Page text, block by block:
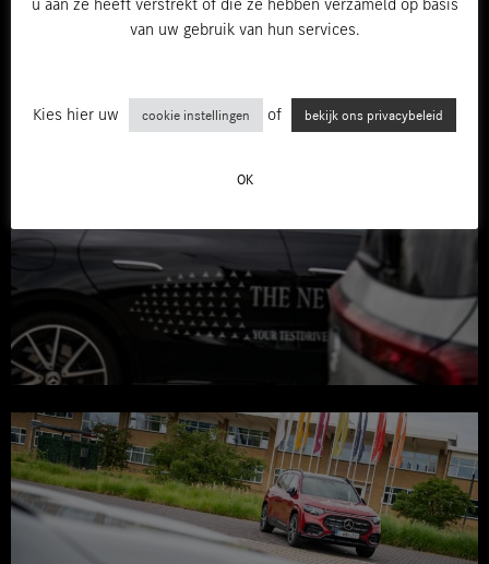
van uw gebruik van hun services.
Kies hier uw cookie instellingen of bekijk ons privacybeleid
OK